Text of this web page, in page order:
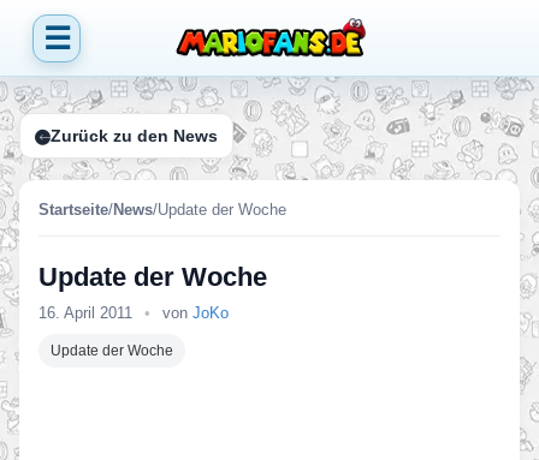
☰
Zurück zu den News
Startseite/News/Update der Woche
Update der Woche
16. April 2011 • von JoKo
Update der Woche